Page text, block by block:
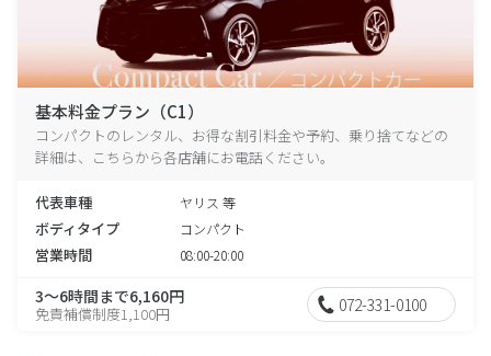
基本料金プラン（C1）
コンパクトのレンタル、お得な割引料金や予約、乗り捨てなどの
詳細は、こちらから各店舗にお電話ください。
代表車種 ヤリス 等
ボディタイプ コンパクト
営業時間 08:00-20:00
3～6時間まで6,160円
免責補償制度1,100円 072-331-0100